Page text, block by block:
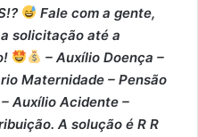
Fale com a gente,
solicitação até a
– Auxílio Doença –
Maternidade – ⁠Pensão
⁠Auxílio Acidente –
A solução é R R